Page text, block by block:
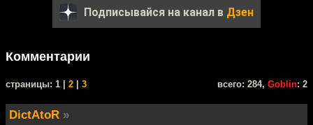
Подписывайся на канал в Дзен
Комментарии
cтраницы: 1 | 2 3 всего: 284, Goblin: 2
DictAtoR »